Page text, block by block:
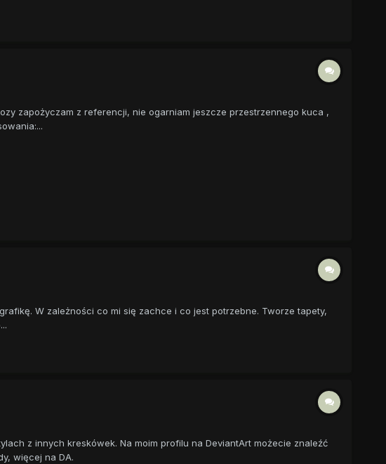
zapożyczam z referencji, nie ogarniam jeszcze przestrzennego kuca ,
W zależności co mi się zachce i co jest potrzebne. Tworze tapety,
z innych kreskówek. Na moim profilu na DeviantArt możecie znaleźć
więcej na DA.